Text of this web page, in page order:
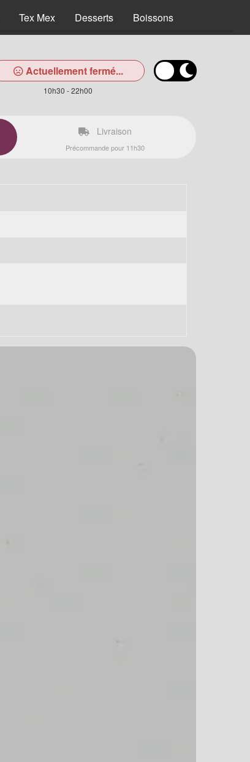
Tex Mex Desserts Boissons
Actuellement fermé...
10h30 - 22h00
Livraison
Précommande pour 11h30